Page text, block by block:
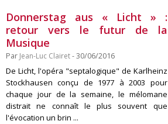
Donnerstag aus « Licht » :
retour vers le futur de la
Musique
Par Jean-Luc Clairet- 30/06/2016
De Licht, l'opéra "septalogique" de Karlheinz
Stockhausen conçu de 1977 à 2003 pour
chaque jour de la semaine, le mélomane
distrait ne connaît le plus souvent que
l'évocation un brin ...